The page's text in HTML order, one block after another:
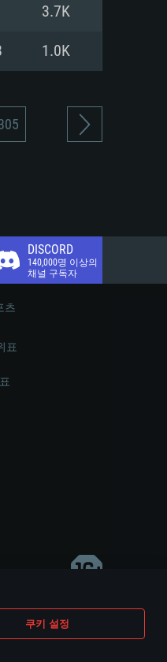
쿠키 설정
3.7K
1.0K
DISCORD
140,000명 이상의
채널 구독자
츠
표